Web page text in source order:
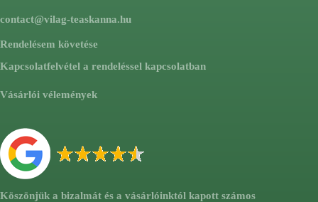
contact@vilag-teaskanna.hu
Rendelésem követése
Kapcsolatfelvétel a rendeléssel kapcsolatban
Vásárlói vélemények
Köszönjük a bizalmát és a vásárlóinktól kapott számos